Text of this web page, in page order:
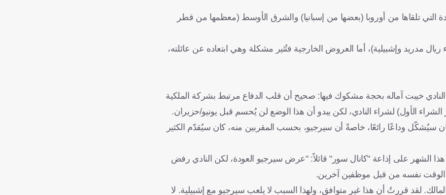
التي تلقاها من أوروبا (بعضها من إسبانيا) والشرق الأوسط (معظمها من قطر
مدريد وإشبيلية)، أما العروض الخارجية فتُثير مشكلة وهي ابتعاده عن عائلته،
النادي خيبت آماله بحجة مشكوك فيها: صحيح أن قلب الدفاع مرتبط بشركة الملكية
الأول) لشراء النادي، لكن يبدو أن هذا الوضع لن يُحسم قبل يونيو/حزيران.
كان سيُشكّل وداعًا رائعًا، خاصةً أن سيرجيو، بحسب المقربين منه، كان سيُقدّم الكثير
الشهر على إذاعة "كانال سور" قائلاً: "عرض سيرجيو العودة، لكن النادي رفض
الوقت نفسه من قبل موظفين آخرين.
لقد قررتُ أن هذا غير متوافق، ولهذا السبب لا يلعب سيرجيو مع إشبيلية. لا